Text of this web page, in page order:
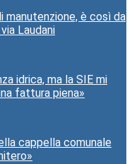
manutenzione, è così da
Laudani
idrica, ma la SIE mi
fattura piena»
cappella comunale